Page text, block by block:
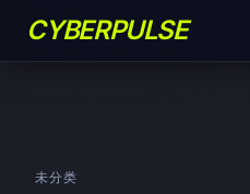
CYBERPULSE
未分类